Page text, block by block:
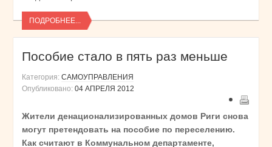
ПОДРОБНЕЕ...
Пособие стало в пять раз меньше
Категория: САМОУПРАВЛЕНИЯ
Опубликовано: 04 АПРЕЛЯ 2012
Жители денационализированных домов Риги снова
могут претендовать на пособие по переселению.
Как считают в Коммунальном департаменте,